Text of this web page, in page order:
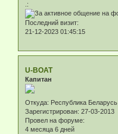
.:
Последний визит:
21-12-2023 01:45:15
U-BOAT
Капитан
Откуда: Республика Беларусь
Зарегистрирован: 27-03-2013
Провел на форуме:
4 месяца 6 дней